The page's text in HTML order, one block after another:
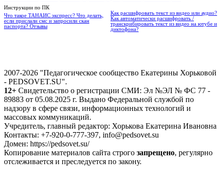
Инструкции по ПК
Что такое ТАНАИС экспресс? Что делать,
если прислали смс и запросили скан
паспорта? Отзывы
Как расшифровать текст из видео или аудио?
Как автоматически расшифровать /
транскрибировать текст из видео на ютубе и
диктофона?
2007-2026 "Педагогическое сообщество Екатерины Хорьковой
- PEDSOVET.SU".
12+ Свидетельство о регистрации СМИ: Эл №ЭЛ № ФС 77 -
89883 от 05.08.2025 г. Выдано Федеральной службой по
надзору в сфере связи, информационных технологий и
массовых коммуникаций.
Учредитель, главный редактор: Хорькова Екатерина Ивановна
Контакты: +7-920-0-777-397, info@pedsovet.su
Домен: https://pedsovet.su/
Копирование материалов сайта строго запрещено, регулярно
отслеживается и преследуется по закону.